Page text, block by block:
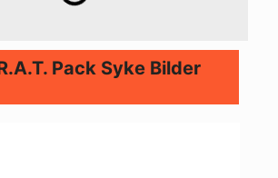
Pack Syke Bilder